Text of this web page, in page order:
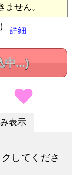
せん。
詳細
中...)
表示
してくださ